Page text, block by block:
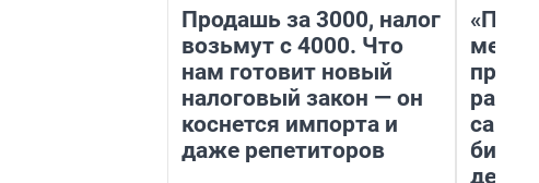
Продашь за 3000, налог
возьмут с 4000. Что
нам готовит новый
налоговый закон — он
коснется импорта и
даже репетиторов